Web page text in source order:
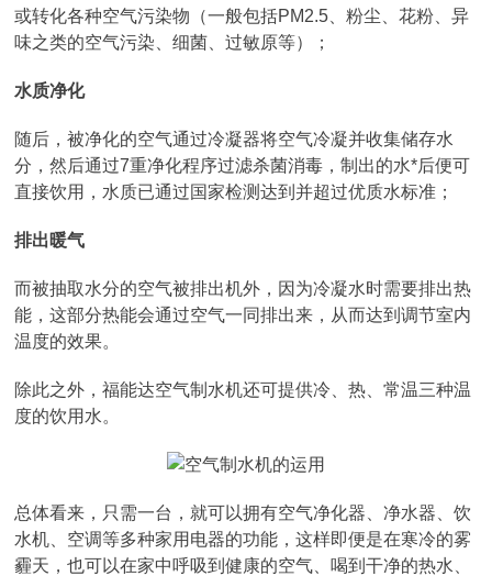
或转化各种空气污染物（一般包括PM2.5、粉尘、花粉、异
味之类的空气污染、细菌、过敏原等）；
水质净化
随后，被净化的空气通过冷凝器将空气冷凝并收集储存水
分，然后通过7重净化程序过滤杀菌消毒，制出的水*后便可
直接饮用，水质已通过国家检测达到并超过优质水标准；
排出暖气
而被抽取水分的空气被排出机外，因为冷凝水时需要排出热
能，这部分热能会通过空气一同排出来，从而达到调节室内
温度的效果。
除此之外，福能达空气制水机还可提供冷、热、常温三种温
度的饮用水。
总体看来，只需一台，就可以拥有空气净化器、净水器、饮
水机、空调等多种家用电器的功能，这样即便是在寒冷的雾
霾天，也可以在家中呼吸到健康的空气、喝到干净的热水、